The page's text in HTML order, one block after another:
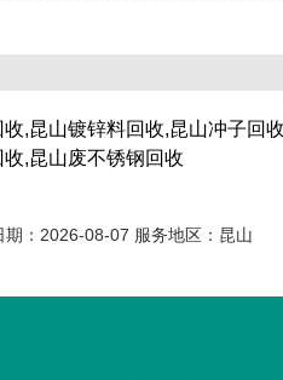
,昆山镀锌料回收,昆山冲子回
,昆山废不锈钢回收
期：2026-08-07 服务地区：昆山